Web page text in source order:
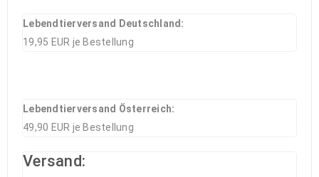
Lebendtierversand Deutschland:
19,95 EUR je Bestellung
Lebendtierversand Österreich:
49,90 EUR je Bestellung
Versand: